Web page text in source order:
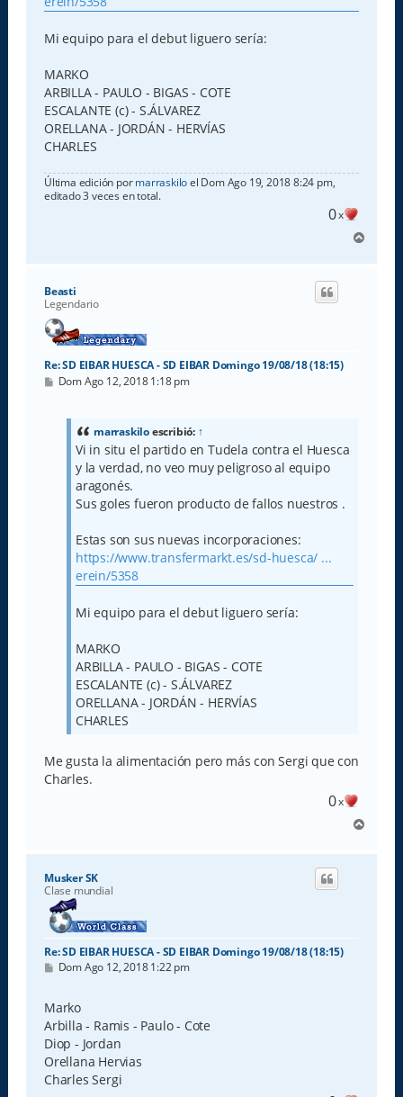
Mi equipo para el debut liguero sería:
MARKO
ARBILLA - PAULO - BIGAS - COTE
ESCALANTE (c) - S.ÁLVAREZ
ORELLANA - JORDÁN - HERVÍAS
CHARLES
Última edición pormarraskiloel Dom Ago 19, 2018 8:24 pm,
editado 3 veces en total.
0x
r
Beasti
Legendario
Re: SD EIBAR HUESCA - SD EIBAR Domingo 19/08/18 (18:15)
M
Dom Ago 12, 2018 1:18 pm
marraskiloescribió: ↑
Vi in situ el partido en Tudela contra el Huesca
y la verdad, no veo muy peligroso al equipo
aragonés.
Sus goles fueron producto de fallos nuestros .
Estas son sus nuevas incorporaciones:
https://www.transfermarkt.es/sd-huesca/ ...
erein/5358
Mi equipo para el debut liguero sería:
MARKO
ARBILLA - PAULO - BIGAS - COTE
ESCALANTE (c) - S.ÁLVAREZ
ORELLANA - JORDÁN - HERVÍAS
CHARLES
Me gusta la alimentación pero más con Sergi que con
Charles.
0x
r
Musker SK
Clase mundial
Re: SD EIBAR HUESCA - SD EIBAR Domingo 19/08/18 (18:15)
M
s
a
j
e
Dom Ago 12, 2018 1:22 pm
Marko
Arbilla - Ramis - Paulo - Cote
Diop - Jordan
Orellana Hervias
Charles Sergi